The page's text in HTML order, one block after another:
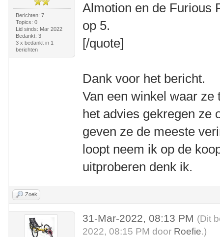
Berichten: 7
Topics: 0
Lid sinds: Mar 2022
Bedankt: 3
3 x bedankt in 1
berichten
Almotion en de Furious
op 5.
[/quote]
Dank voor het bericht.
Van een winkel waar
het advies gekregen ze
geven ze de meeste
loopt neem ik op de
uitproberen denk ik.
Zoek
31-Mar-2022, 08:13 PM (Dit
2022, 08:15 PM door Roefie.)